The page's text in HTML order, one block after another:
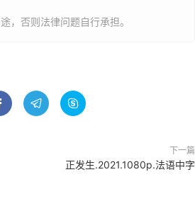
，否则法律问题自行承担。
 
下一篇
正发生.2021.1080p.法语中字